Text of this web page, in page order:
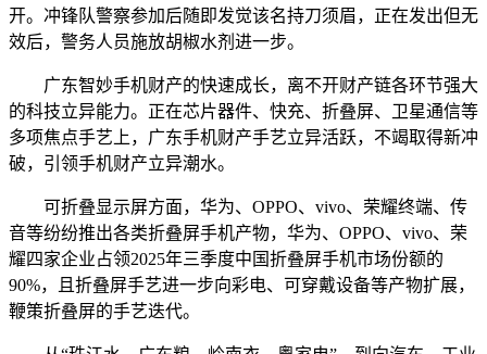
开。冲锋队警察参加后随即发觉该名持刀须眉，正在发出但无
效后，警务人员施放胡椒水剂进一步。
广东智妙手机财产的快速成长，离不开财产链各环节强大
的科技立异能力。正在芯片器件、快充、折叠屏、卫星通信等
多项焦点手艺上，广东手机财产手艺立异活跃，不竭取得新冲
破，引领手机财产立异潮水。
可折叠显示屏方面，华为、OPPO、vivo、荣耀终端、传
音等纷纷推出各类折叠屏手机产物，华为、OPPO、vivo、荣
耀四家企业占领2025年三季度中国折叠屏手机市场份额的
90%，且折叠屏手艺进一步向彩电、可穿戴设备等产物扩展，
鞭策折叠屏的手艺迭代。